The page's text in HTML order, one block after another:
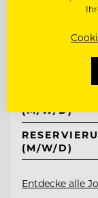
Tirol
6352
(M/W/D)
(M/W/D)
Entdecke alle